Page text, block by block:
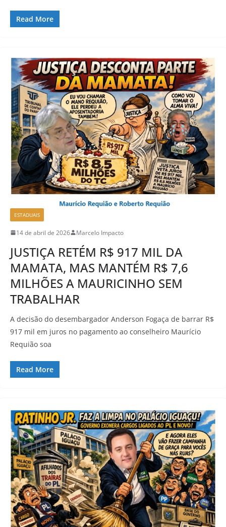
Read More
ESTADUAIS
14 de abril de 2026 Marcelo Impacto
JUSTIÇA RETÉM R$ 917 MIL DA
MAMATA, MAS MANTÉM R$ 7,6
MILHÕES A MAURICINHO SEM
TRABALHAR
A decisão do desembargador Anderson Fogaça de barrar R$
917 mil em juros no pagamento ao conselheiro Maurício
Requião soa
Read More